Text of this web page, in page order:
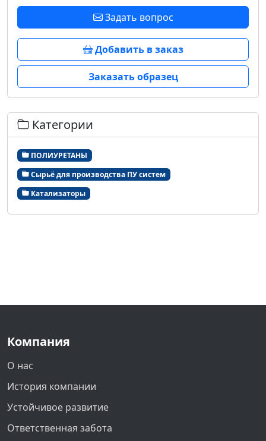
Задать вопрос
Добавить в заказ
Заказать образец
Категории
ПОЛИУРЕТАНЫ
Сырьё для производства ПУ систем
Катализаторы
Компания
О нас
История компании
Устойчивое развитие
Ответственная забота